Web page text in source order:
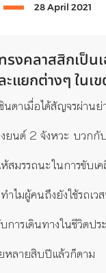
28 April 2021
งคลาสสิกเป็น
แยกต่างๆ ในเ
ตาเมื่อได้สัญจรผ่านย่
งยนต์ 2 จังหวะ บวกกั
สมรรถนะในการขับ
ำไมผู้คนถึงยังใช้รถเ
ารเดินทางในชีวิตปร
หลายสิบปีแล้วก็ตาม